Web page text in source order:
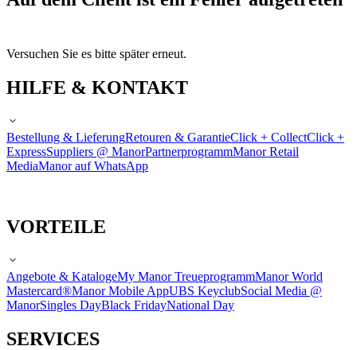
Versuchen Sie es bitte später erneut.
HILFE & KONTAKT
Bestellung & LieferungRetouren & GarantieClick + CollectClick +
ExpressSuppliers @ ManorPartnerprogrammManor Retail
MediaManor auf WhatsApp
VORTEILE
Angebote & KatalogeMy Manor TreueprogrammManor World
Mastercard®Manor Mobile AppUBS KeyclubSocial Media @
ManorSingles DayBlack FridayNational Day
SERVICES